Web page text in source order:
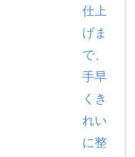
仕上
げま
で、
手早
くき
れい
に整